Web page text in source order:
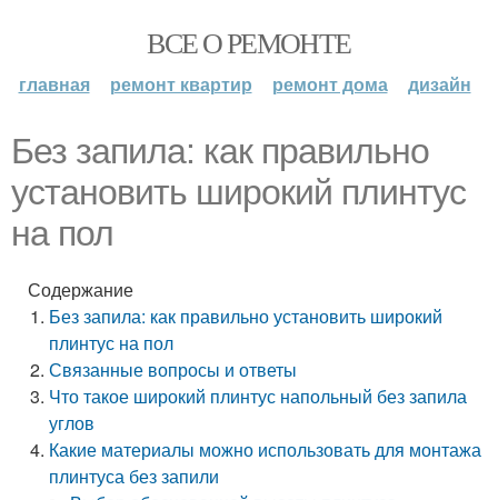
ВСЕ О РЕМОНТЕ
главная ремонт квартир ремонт дома дизайн
Без запила: как правильно
установить широкий плинтус
на пол
Содержание
Без запила: как правильно установить широкий
плинтус на пол
Связанные вопросы и ответы
Что такое широкий плинтус напольный без запила
углов
Какие материалы можно использовать для монтажа
плинтуса без запили